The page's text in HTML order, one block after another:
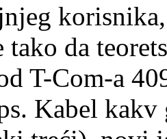
tako da
T-Com-a
Kabel